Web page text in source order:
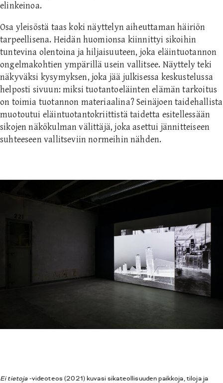
elinkeinoa.
Osa yleisöstä taas koki näyttelyn aiheuttaman häiriön
tarpeellisena. Heidän huomionsa kiinnittyi sikoihin
tuntevina olentoina ja hiljaisuuteen, joka eläintuotannon
ongelmakohtien ympärillä usein vallitsee. Näyttely teki
näkyväksi kysymyksen, joka jää julkisessa keskustelussa
helposti sivuun: miksi tuotantoeläinten elämän tarkoitus
on toimia tuotannon materiaalina? Seinäjoen taidehallista
muotoutui eläintuotantokriittistä taidetta esitellessään
sikojen näkökulman välittäjä, joka asettui jännitteiseen
suhteeseen vallitseviin normeihin nähden.
Ei tietoja-videoteos (2021) kuvasi sikateollisuuden paikkoja, tiloja ja